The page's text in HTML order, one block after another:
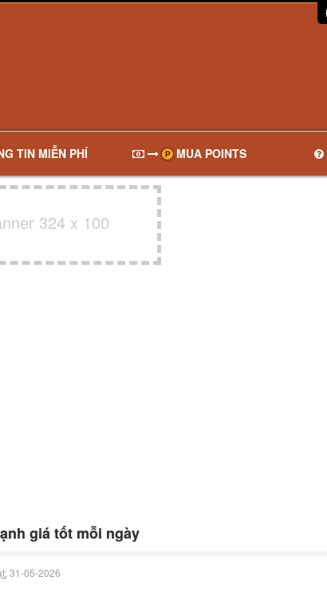
TIN MIỄN PHÍ MUA POINTS
324 x 100
giá tốt mỗi ngày
31-05-2026